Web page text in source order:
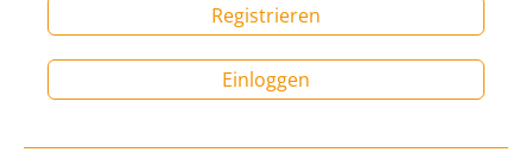
Registrieren
Einloggen